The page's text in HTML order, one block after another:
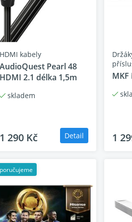
LED
živé barvy, vysoký kontrast a
efektivně využívá.
HDMI kabely
AudioQuest Pearl 48
HDMI 2.1 délka 1,5m
skladem
1 290 Kč Detail
MKF
1